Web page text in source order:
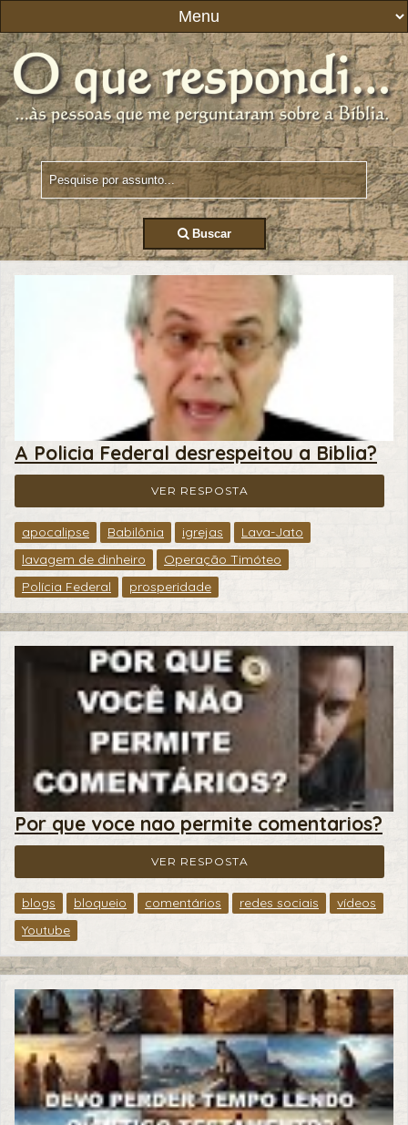
Buscar
A Policia Federal desrespeitou a Biblia?
VER RESPOSTA
apocalipse Babilônia igrejas
Lava-Jato
lavagem de dinheiro
Operação Timóteo
Polícia Federal
prosperidade
Por que voce nao permite comentarios?
VER RESPOSTA
blogs bloqueio comentários redes sociais
vídeos
Youtube